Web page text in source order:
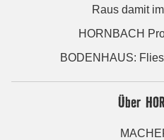
Raus damit
HORNBACH
BODENHAUS:
Über